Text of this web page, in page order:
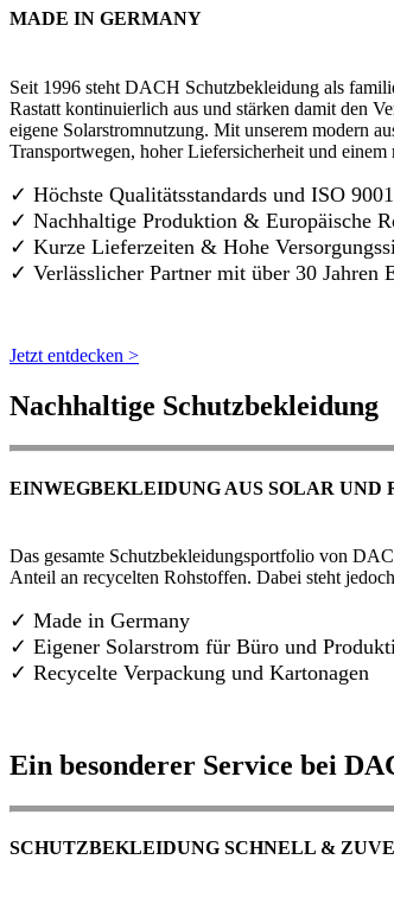
MADE IN GERMANY
Seit 1996 steht DACH Schutzbekleidung als
Rastatt kontinuierlich aus und stärken damit den
eigene Solarstromnutzung. Mit unserem modern
Transportwegen, hoher Liefersicherheit und
✓ Höchste Qualitätsstandards und ISO
✓ Nachhaltige Produktion & Europäische
✓ Kurze Lieferzeiten & Hohe
✓ Verlässlicher Partner mit über 30 Jahren
Jetzt entdecken >
Nachhaltige Schutzbekleidung
EINWEGBEKLEIDUNG AUS SOLAR UND
Das gesamte Schutzbekleidungsportfolio von
Anteil an recycelten Rohstoffen. Dabei steht
✓ Made in Germany
✓ Eigener Solarstrom für Büro und
✓ Recycelte Verpackung und Kartonagen
Ein besonderer Service bei
SCHUTZBEKLEIDUNG SCHNELL &